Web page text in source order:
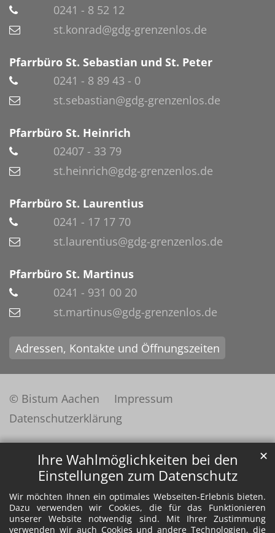
Ihre Wahlmöglichkeiten bei den
Einstellungen zum Datenschutz
Wir möchten Ihnen ein optimales Webseiten-Erlebnis bieten.
Dazu verwenden wir Cookies, die für das Funktionieren
unserer Website notwendig sind. Mit Ihrer Zustimmung
verwenden wir auch Cookies und andere Technologien, die
✕
0241 - 8 52 12
st.konrad@gdg-grenzenlos.de
Pfarrbüro St. Sebastian und St. Peter
0241 - 8 89 43 - 0
st.sebastian@gdg-grenzenlos.de
Pfarrbüro St. Heinrich
02407 - 33 79
st.heinrich@gdg-grenzenlos.de
Pfarrbüro St. Laurentius
0241 - 17 17 70
st.laurentius@gdg-grenzenlos.de
Pfarrbüro St. Martinus
0241 - 931 00 20
st.martinus@gdg-grenzenlos.de
Adressen, Kontakte und Öffnungszeiten
© Bistum Aachen
Impressum
Datenschutzerklärung